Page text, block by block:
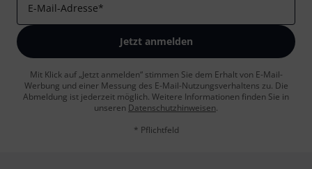
E-Mail-Adresse*
Jetzt anmelden
Mit Klick auf „Jetzt anmelden“ stimmen Sie dem Erhalt von E-Mail-
Werbung und einer Messung des E-Mail-Nutzungsverhaltens zu. Die
Abmeldung ist jederzeit möglich. Weitere Informationen finden Sie in
unseren Datenschutzhinweisen.
* Pflichtfeld